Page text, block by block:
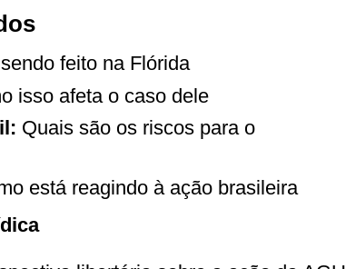
feito na Flórida
isso afeta o caso dele
Quais são os riscos para o
está reagindo à ação brasileira